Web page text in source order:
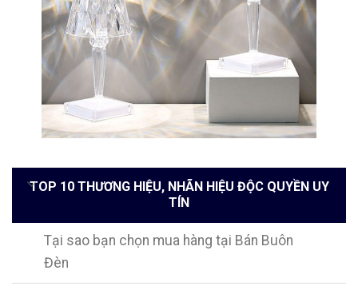
TOP 10 THƯƠNG HIỆU, NHÃN HIỆU ĐỘC QUYỀN UY
TÍN
Tại sao bạn chọn mua hàng tại Bán Buôn
Đèn